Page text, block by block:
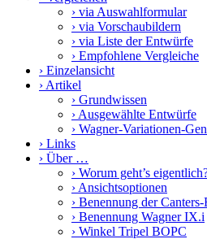
› via Auswahlformular
› via Vorschaubildern
› via Liste der Entwürfe
› Empfohlene Vergleiche
› Einzelansicht
› Artikel
› Grundwissen
› Ausgewählte Entwürfe
› Wagner-Variationen-
› Links
› Über …
› Worum geht’s
› Ansichtsoptionen
› Benennung der
› Benennung Wagner IX.i
› Winkel Tripel BOPC